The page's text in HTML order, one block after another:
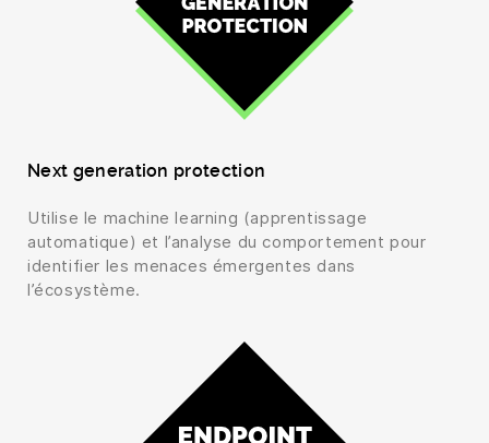
Next generation protection
Utilise le machine learning (apprentissage
automatique) et l’analyse du comportement pour
identifier les menaces émergentes dans
l’écosystème.